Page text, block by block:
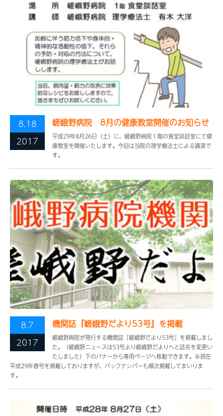
8.18
2017
嵯峨野病院 8月の健康教室開催のお知らせ
平成29年8月26日（土）に、嵯峨野病院１階の食堂談話室にて健
康教室を開催いたします。今回は当院の理学療法士による講演で
す。
8.7
2017
機関誌『嵯峨野だより53号』を掲載
嵯峨野病院が発行する機関誌『嵯峨野だより53号』を掲載しまし
た。（嵯峨野ニュースは53号より嵯峨野だよりへと誌名を変更い
たしました）下のバナーから専用ページへ移動できます。※現在
平成29年春号を掲載しておりますが、バックナンバーも順次掲載してまいりま
す。